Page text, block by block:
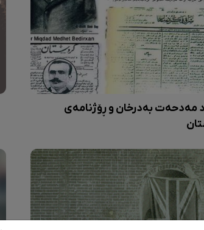
مەدحەت بەدرخان و ڕۆژنامەی